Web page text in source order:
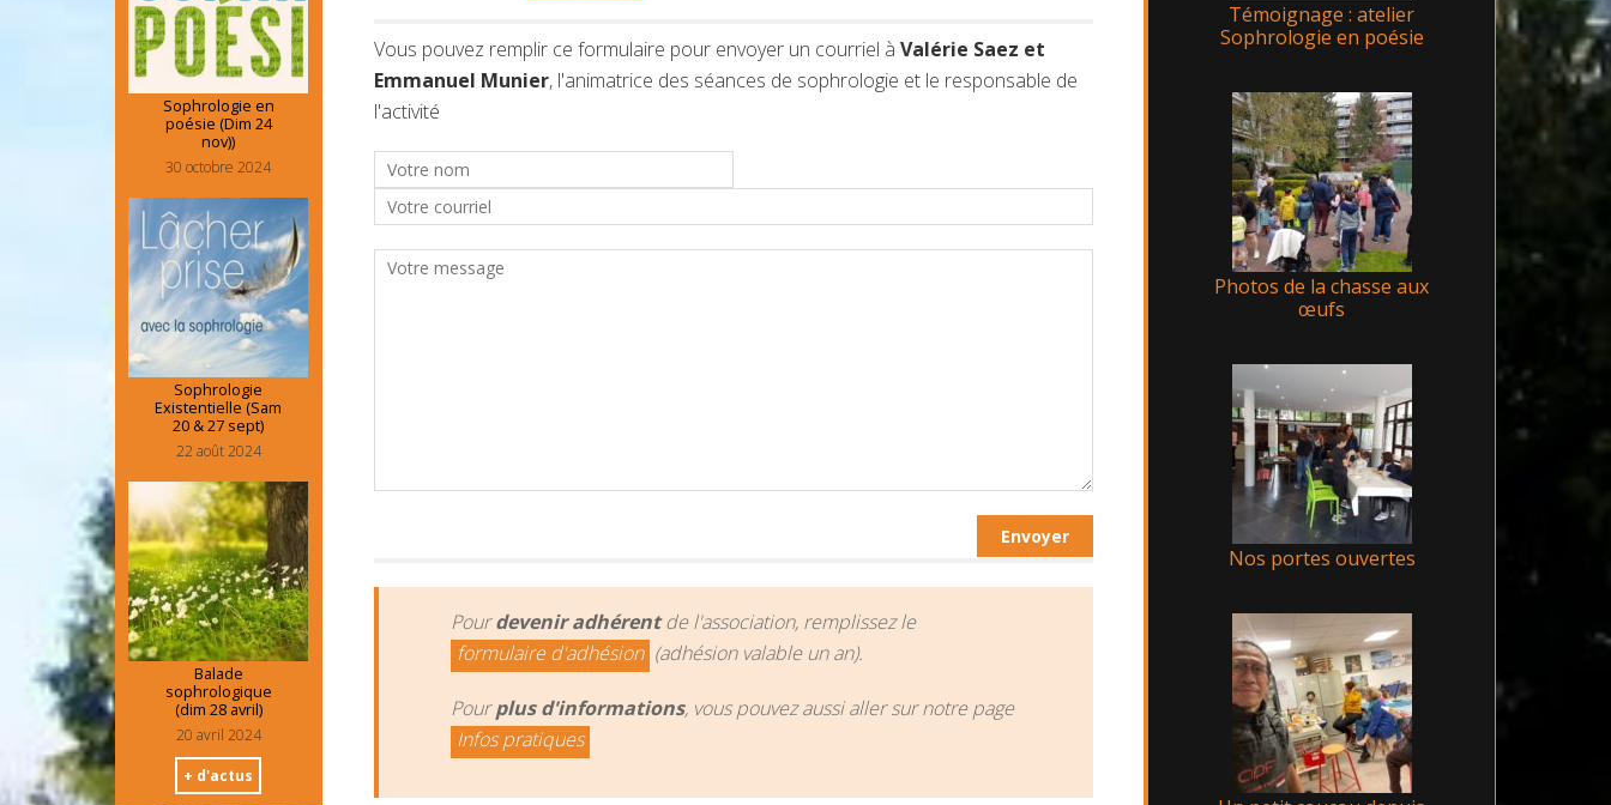
Vous pouvez remplir ce formulaire pour envoyer un courriel à Valérie Saez et
Emmanuel Munier, l'animatrice des séances de sophrologie et le responsable de
l'activité
Pourdevenir adhérentde l'association, remplissez le
formulaire d'adhésion (adhésion valable un an).
Pourplus d'informations, vous pouvez aussi aller sur notre page
Infos pratiques
Témoignage : atelier
Sophrologie en poésie
Photos de la chasse aux
œufs
Nos portes ouvertes
Sophrologie en
poésie (Dim 24
nov))
30 octobre 2024
Sophrologie
Existentielle (Sam
20 & 27 sept)
22 août 2024
Balade
sophrologique
(dim 28 avril)
20 avril 2024
+ d'actus